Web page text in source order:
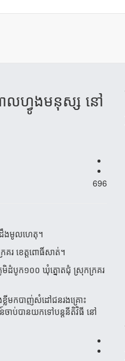
ាលហ្វូងមនុស្ស នៅ
696
ដឹងមូលហេតុ។
គរ ខេត្តពោធិ៍សាត់។
មិដំបូក១០០ ឃុំត្នោតជុំ ស្រុកក្រគរ
ខ្លីមកបាញ់សំដៅជនរងគ្រោះ
ន៍ចាប់បានយកទៅបន្តនីតិវិធី នៅ